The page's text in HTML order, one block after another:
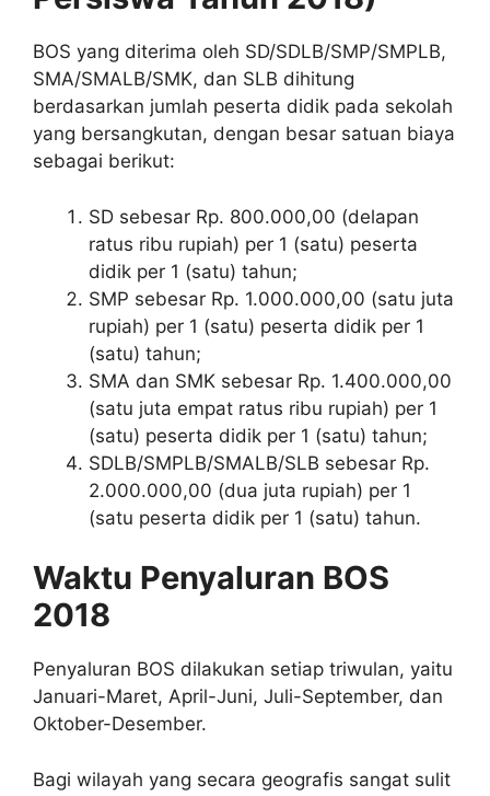
BOS yang diterima oleh SD/SDLB/SMP/SMPLB,
SMA/SMALB/SMK, dan SLB dihitung
berdasarkan jumlah peserta didik pada sekolah
yang bersangkutan, dengan besar satuan biaya
sebagai berikut:
SD sebesar Rp. 800.000,00 (delapan
ratus ribu rupiah) per 1 (satu) peserta
didik per 1 (satu) tahun;
SMP sebesar Rp. 1.000.000,00 (satu juta
rupiah) per 1 (satu) peserta didik per 1
(satu) tahun;
SMA dan SMK sebesar Rp. 1.400.000,00
(satu juta empat ratus ribu rupiah) per 1
(satu) peserta didik per 1 (satu) tahun;
SDLB/SMPLB/SMALB/SLB sebesar Rp.
2.000.000,00 (dua juta rupiah) per 1
(satu peserta didik per 1 (satu) tahun.
Waktu Penyaluran BOS
2018
Penyaluran BOS dilakukan setiap triwulan, yaitu
Januari-Maret, April-Juni, Juli-September, dan
Oktober-Desember.
Bagi wilayah yang secara geografis sangat sulit